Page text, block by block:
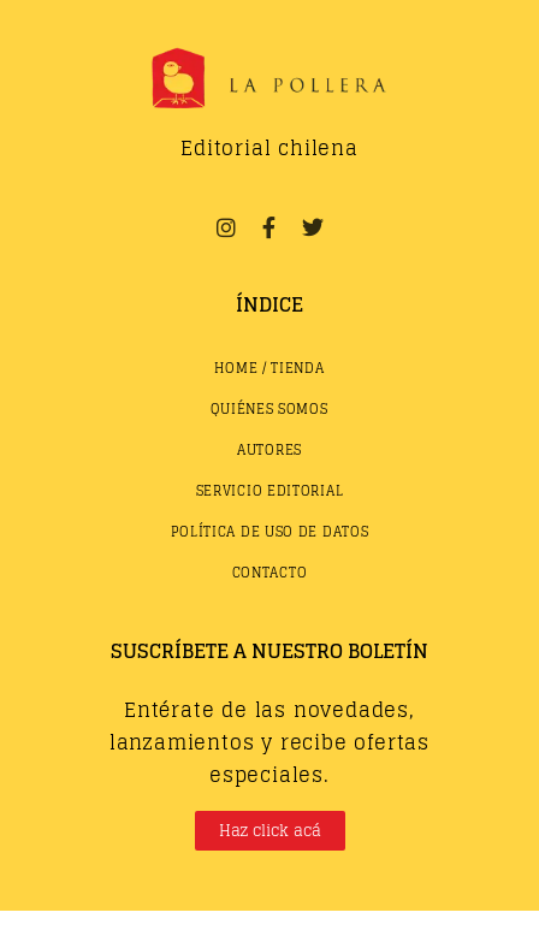
Editorial chilena
ÍNDICE
HOME / TIENDA
QUIÉNES SOMOS
AUTORES
SERVICIO EDITORIAL
POLÍTICA DE USO DE DATOS
CONTACTO
SUSCRÍBETE A NUESTRO BOLETÍN
Entérate de las novedades,
lanzamientos y recibe ofertas
especiales.
Haz click acá